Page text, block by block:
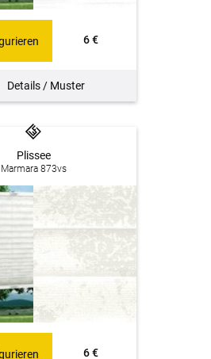
6 €
Details / Muster
Plissee
Marmara 873vs
6 €